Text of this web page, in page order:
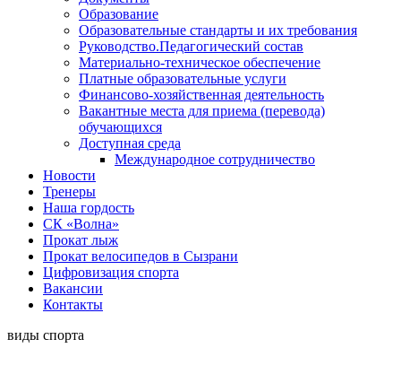
Образование
Образовательные стандарты и их требования
Руководство.Педагогический состав
Материально-техническое обеспечение
Платные образовательные услуги
Финансово-хозяйственная деятельность
Вакантные места для приема (перевода)
обучающихся
Доступная среда
Международное сотрудничество
Новости
Тренеры
Наша гордость
СК «Волна»
Прокат лыж
Прокат велосипедов в Сызрани
Цифровизация спорта
Вакансии
Контакты
виды спорта